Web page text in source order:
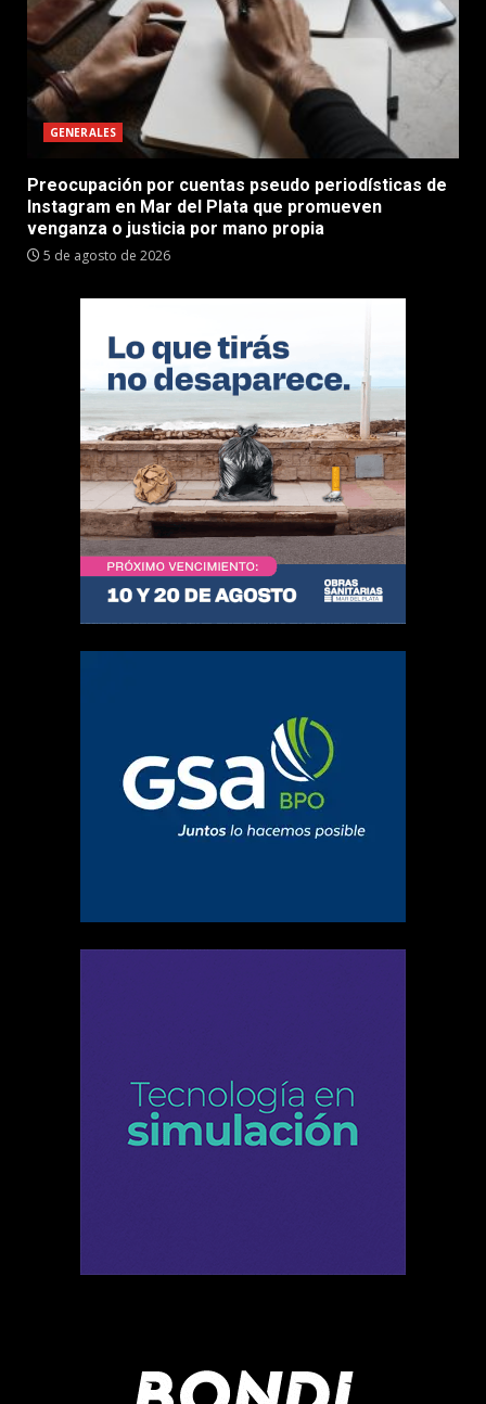
GENERALES
Preocupación por cuentas pseudo periodísticas de
Instagram en Mar del Plata que promueven
venganza o justicia por mano propia
5 de agosto de 2026